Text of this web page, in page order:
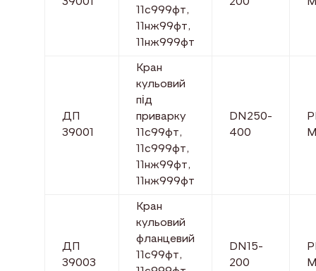
11с999фт,
11нж99фт,
11нж999фт
ДП
39001
Кран
кульовий
під
приварку
11с99фт,
11с999фт,
11нж99фт,
11нж999фт
DN250-
400
ДП
39003
Кран
кульовий
фланцевий
11с99фт,
DN15-
200